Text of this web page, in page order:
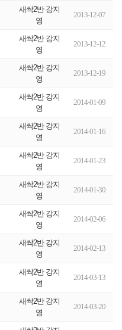
새싹2반 강지
영
2013-12-07
새싹2반 강지
영
2013-12-12
새싹2반 강지
영
2013-12-19
새싹2반 강지
영
2014-01-09
새싹2반 강지
영
2014-01-16
새싹2반 강지
영
2014-01-23
새싹2반 강지
영
2014-01-30
새싹2반 강지
영
2014-02-06
새싹2반 강지
영
2014-02-13
새싹2반 강지
영
2014-03-13
새싹2반 강지
영
2014-03-20